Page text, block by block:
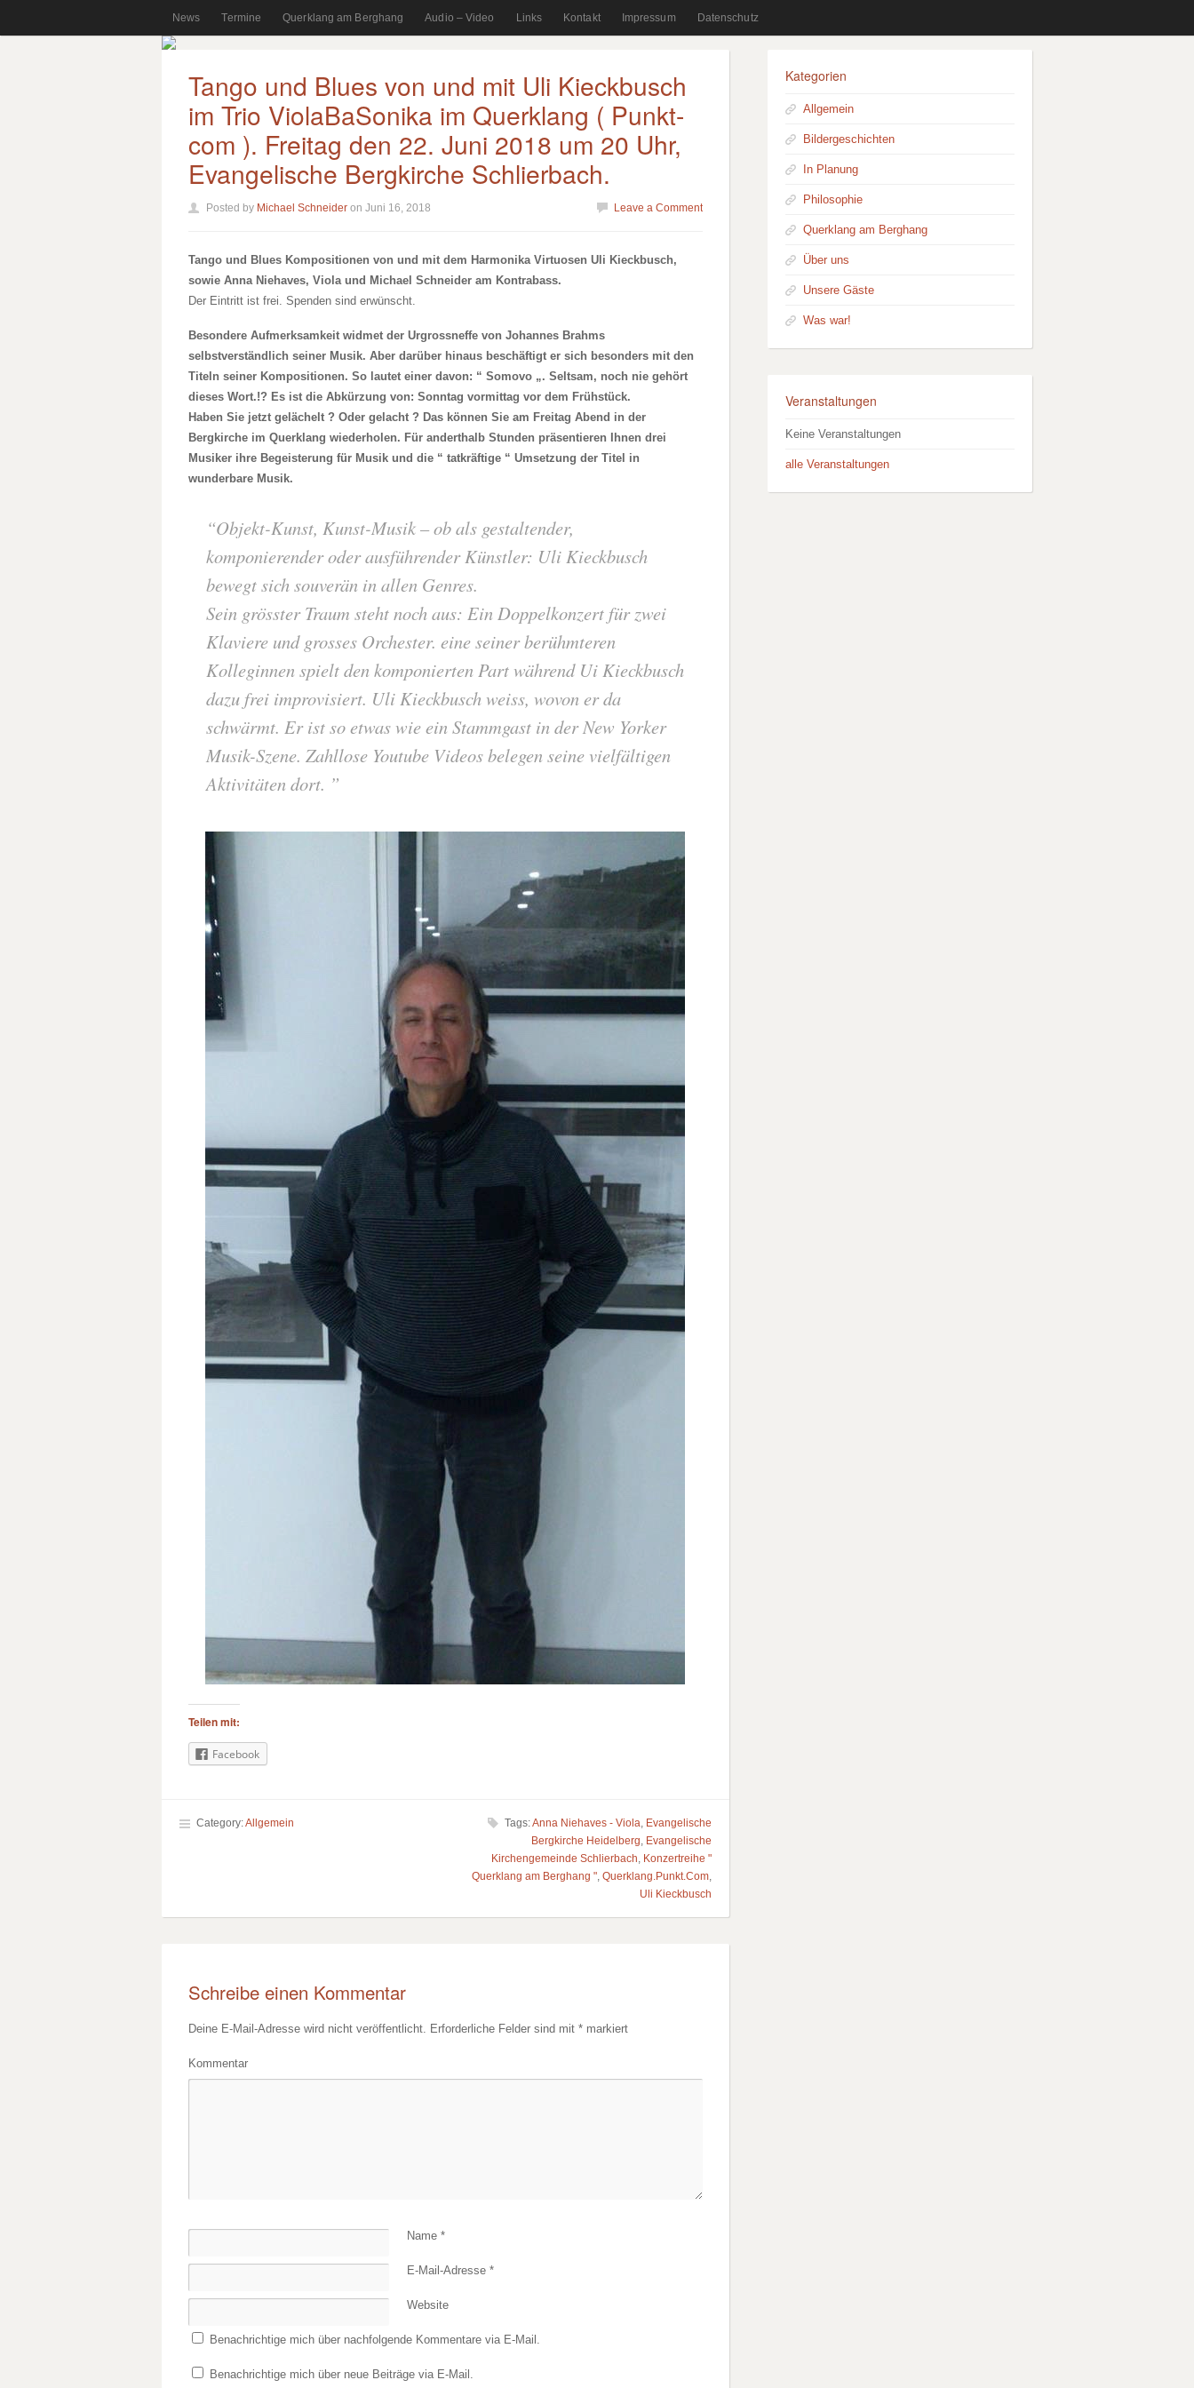
News Termine Querklang am Berghang Audio – Video Links Kontakt Impressum Datenschutz
Tango und Blues von und mit Uli Kieckbusch
im Trio ViolaBaSonika im Querklang ( Punkt-
com ). Freitag den 22. Juni 2018 um 20 Uhr,
Evangelische Bergkirche Schlierbach.
Posted by Michael Schneider on Juni 16, 2018 Leave a Comment
Tango und Blues Kompositionen von und mit dem Harmonika Virtuosen Uli Kieckbusch,
sowie Anna Niehaves, Viola und Michael Schneider am Kontrabass.
Der Eintritt ist frei. Spenden sind erwünscht.
Besondere Aufmerksamkeit widmet der Urgrossneffe von Johannes Brahms
selbstverständlich seiner Musik. Aber darüber hinaus beschäftigt er sich besonders mit den
Titeln seiner Kompositionen. So lautet einer davon: “ Somovo „. Seltsam, noch nie gehört
dieses Wort.!? Es ist die Abkürzung von: Sonntag vormittag vor dem Frühstück.
Haben Sie jetzt gelächelt ? Oder gelacht ? Das können Sie am Freitag Abend in der
Bergkirche im Querklang wiederholen. Für anderthalb Stunden präsentieren Ihnen drei
Musiker ihre Begeisterung für Musik und die “ tatkräftige “ Umsetzung der Titel in
wunderbare Musik.
Objekt-Kunst, Kunst-Musik – ob als gestaltender,
komponierender oder ausführender Künstler: Uli Kieckbusch
bewegt sich souverän in allen Genres.
Sein grösster Traum steht noch aus: Ein Doppelkonzert für zwei
Klaviere und grosses Orchester. eine seiner berühmteren
Kolleginnen spielt den komponierten Part während Ui Kieckbusch
dazu frei improvisiert. Uli Kieckbusch weiss, wovon er da
schwärmt. Er ist so etwas wie ein Stammgast in der New Yorker
Musik-Szene. Zahllose Youtube Videos belegen seine vielfältigen
Aktivitäten dort.
Teilen mit:
Facebook
Category:Allgemein Tags:Anna Niehaves - Viola
Evangelische
Bergkirche Heidelberg
Evangelische
Kirchengemeinde Schlierbach
Konzertreihe "
Querklang am Berghang ", Querklang.Punkt.Com,
Uli Kieckbusch
Schreibe einen Kommentar
Deine E-Mail-Adresse wird nicht veröffentlicht. Erforderliche Felder sind mit * markiert
Kommentar
Name *
E-Mail-Adresse *
Website
Benachrichtige mich über nachfolgende Kommentare via E-Mail.
Benachrichtige mich über neue Beiträge via E-Mail.
Kategorien
Allgemein
Bildergeschichten
In Planung
Philosophie
Querklang am Berghang
Über uns
Unsere Gäste
Was war!
Veranstaltungen
Keine Veranstaltungen
alle Veranstaltungen